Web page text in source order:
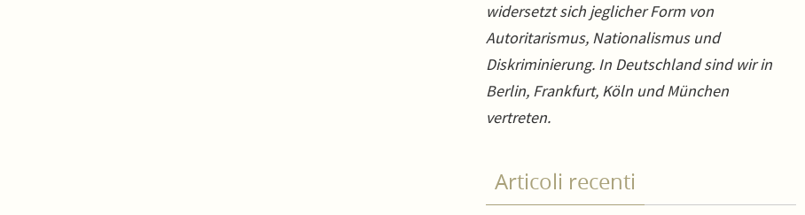
widersetzt sich jeglicher Form von
Autoritarismus, Nationalismus und
Diskriminierung. In Deutschland sind wir in
Berlin, Frankfurt, Köln und München
vertreten.
Articoli recenti